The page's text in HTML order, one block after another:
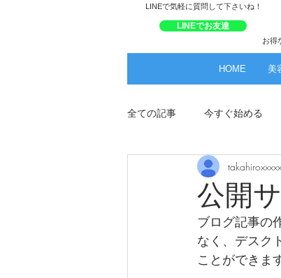
​LINEで気軽に質問して下さいね！
LINEでお友達
お得
HOME 美
全ての記事 今すぐ始める
公開
ブログ記事の
なく、デスク
ことができま